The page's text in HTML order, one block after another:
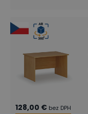
128,00 € bez DPH